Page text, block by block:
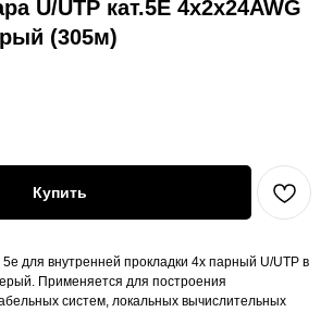
U/UTP кат.5E 4х2х24AWG
(305м)
Купить
5е для внутренней прокладки 4х парный U/UTP в
Применяется для построения
систем, локальных вычислительных